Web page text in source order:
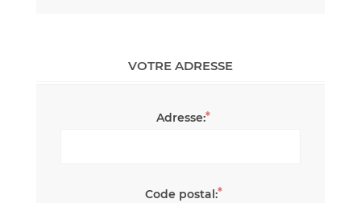
VOTRE ADRESSE
Adresse:*
Code postal:*